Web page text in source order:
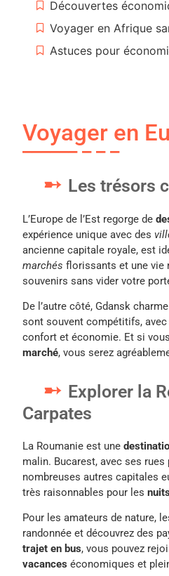
Découvertes
Voyager en Afrique
Astuces pour
Voyager en
Les trésors
L’Europe de l’Est regorge de
expérience unique avec des
ancienne capitale royale, est
marchés florissants et une vie
souvenirs sans vider votre
De l’autre côté, Gdansk
sont souvent compétitifs, avec
confort et économie. Et si
marché, vous serez
Explorer la
Carpates
La Roumanie est une
malin. Bucarest, avec ses
nombreuses autres capitales
très raisonnables pour les
Pour les amateurs de nature,
randonnée et découvrez des
trajet en bus, vous pouvez
vacances économiques et